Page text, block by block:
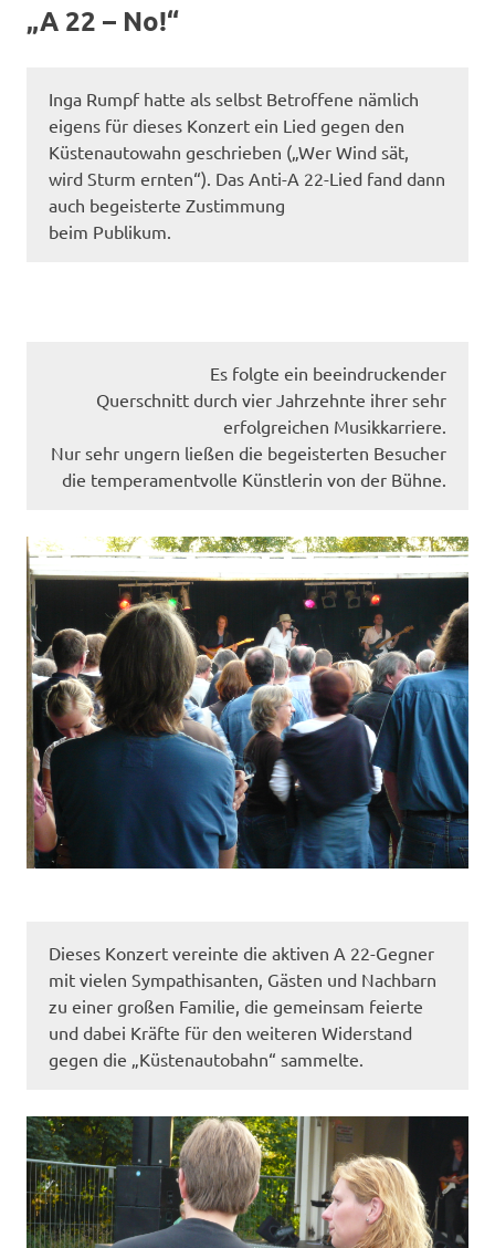
„A 22 – No!“
Inga Rumpf hatte als selbst Betroffene nämlich
eigens für dieses Konzert ein Lied gegen den
Küstenautowahn geschrieben („Wer Wind sät,
wird Sturm ernten“). Das Anti-A 22-Lied fand dann
auch begeisterte Zustimmung
beim Publikum.
Es folgte ein beeindruckender
Querschnitt durch vier Jahrzehnte ihrer sehr
erfolgreichen Musikkarriere.
Nur sehr ungern ließen die begeisterten Besucher
die temperamentvolle Künstlerin von der Bühne.
Dieses Konzert vereinte die aktiven A 22-Gegner
mit vielen Sympathisanten, Gästen und Nachbarn
zu einer großen Familie, die gemeinsam feierte
und dabei Kräfte für den weiteren Widerstand
gegen die „Küstenautobahn“ sammelte.